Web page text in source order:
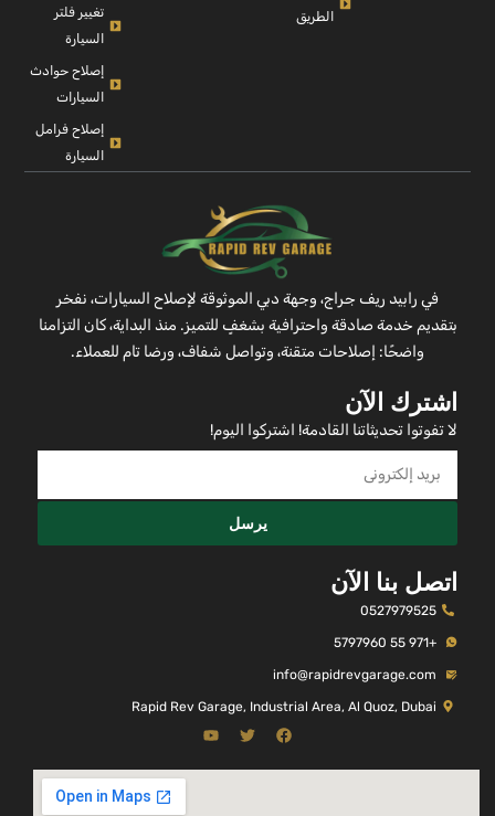
الطريق
تغيير فلتر
السيارة
إصلاح حوادث
السيارات
إصلاح فرامل
السيارة
في رابيد ريف جراج، وجهة دبي الموثوقة لإصلاح السيارات، نفخر
بتقديم خدمة صادقة واحترافية بشغفٍ للتميز. منذ البداية، كان التزامنا
واضحًا: إصلاحات متقنة، وتواصل شفاف، ورضا تام للعملاء.
اشترك الآن
لا تفوتوا تحديثاتنا القادمة! اشتركوا اليوم!
يرسل
اتصل بنا الآن
0527979525
+971 55 5797960
info@rapidrevgarage.com
Rapid Rev Garage, Industrial Area, Al Quoz, Dubai